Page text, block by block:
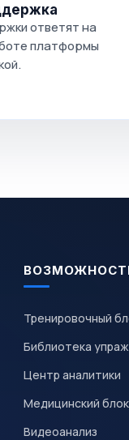
ответят на
платформы
Тренировочный
Библиотека
Центр аналитики
Медицинский блок
Видеоанализ